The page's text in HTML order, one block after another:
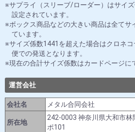
サプライ（スリーブ/ローダー）はサイ
設定されています。
ボックス商品などの大きい商品は全てサ
ています。
サイズ係数1441を超えた場合はクロネ
便での発送となります。
現在の合計サイズ係数はカードページに
運営会社
会社名 メタル合同会社
所在地
242-0003 神奈川県大和市
ポ101